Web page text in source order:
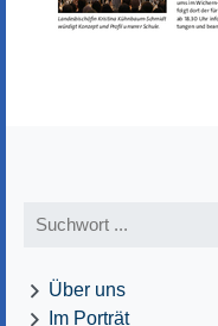
Über uns
Im Porträt